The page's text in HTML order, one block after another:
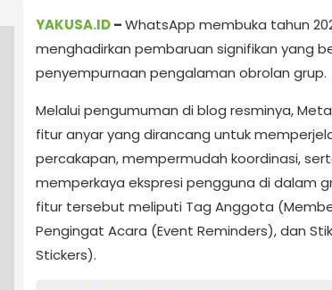
YAKUSA.ID–WhatsApp membuka tahun
menghadirkan pembaruan signifikan yang
penyempurnaan pengalaman obrolan grup.
Melalui pengumuman di blog resminya,
fitur anyar yang dirancang untuk
percakapan, mempermudah koordinasi,
memperkaya ekspresi pengguna di dalam
fitur tersebut meliputi Tag Anggota
Pengingat Acara (Event Reminders), dan
Stickers).